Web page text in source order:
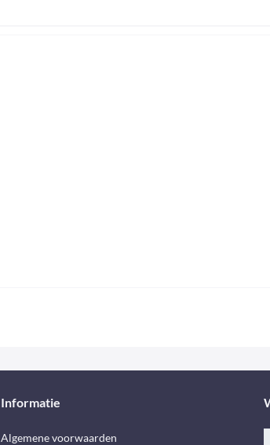
Informatie
Algemene voorwaarden